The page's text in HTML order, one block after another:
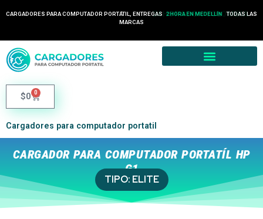
CARGADORES PARA COMPUTADOR PORTÁTIL, ENTREGAS 2 HORA EN MEDELLÍN
24 HORAS EN COLOMBIATODAS LAS
MARCAS
$0 0
Cargadores para computador portatil
CARGADOR PARA COMPUTADOR PORTATÍL HP
G1
TIPO: ELITE